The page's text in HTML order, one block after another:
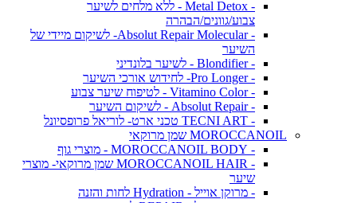
- Metal Detox - ללא מלחים לשיער
צבוע/גוונים/הבהרה
- Absolut Repair Molecular- לשיקום מיידי של
השיער
- Blondifier - לשיער בלונדיני
- Pro Longer- לחידוש אורכי השיער
- Vitamino Color - לטיפוח שיער צבוע
- Absolut Repair - לשיקום השיער
- TECNI ART טכני ארט- לוריאל פרופסיונל
MOROCCANOIL שמן מרוקאי
- MOROCCANOIL BODY - מוצרי גוף
- MOROCCANOIL HAIR שמן מרוקאי- מוצרי
שיער
- מרוקן אוייל - Hydration לחות והזנה